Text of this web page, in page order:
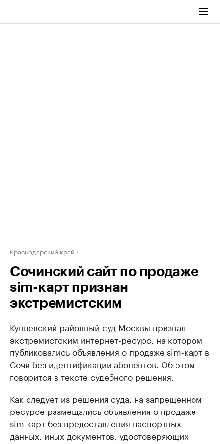
Краснодарский край
Сочинский сайт по продаже
sim-карт признан
экстремистским
Кунцевский районный суд Москвы признал
экстремистским интернет-ресурс, на котором
публиковались объявления о продаже sim-карт в
Сочи без идентификации абонентов. Об этом
говорится в тексте судебного решения.
Как следует из решения суда, на запрещенном
ресурсе размещались объявления о продаже
sim-карт без предоставления паспортных
данных, иных документов, удостоверяющих